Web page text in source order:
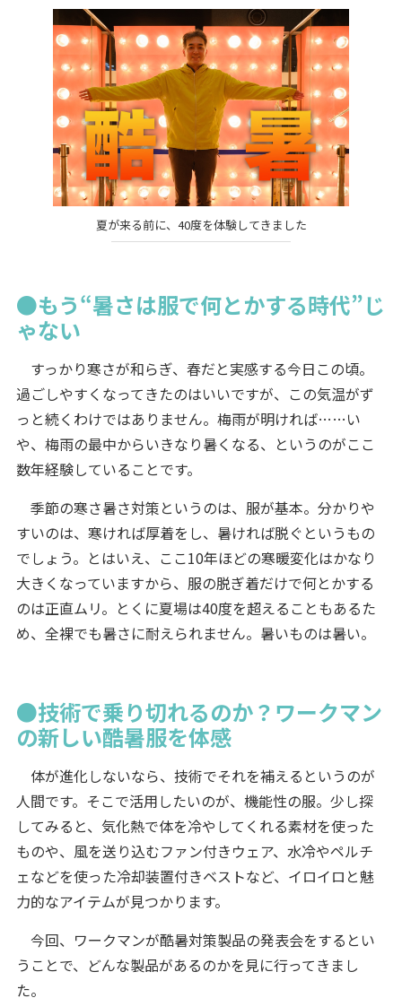
夏が来る前に、40度を体験してきました
●もう“暑さは服で何とかする時代”じ
ゃない
すっかり寒さが和らぎ、春だと実感する今日この頃。
過ごしやすくなってきたのはいいですが、この気温がず
っと続くわけではありません。梅雨が明ければ……い
や、梅雨の最中からいきなり暑くなる、というのがここ
数年経験していることです。
季節の寒さ暑さ対策というのは、服が基本。分かりや
すいのは、寒ければ厚着をし、暑ければ脱ぐというもの
でしょう。とはいえ、ここ10年ほどの寒暖変化はかなり
大きくなっていますから、服の脱ぎ着だけで何とかする
のは正直ムリ。とくに夏場は40度を超えることもあるた
め、全裸でも暑さに耐えられません。暑いものは暑い。
●技術で乗り切れるのか？ワークマン
の新しい酷暑服を体感
体が進化しないなら、技術でそれを補えるというのが
人間です。そこで活用したいのが、機能性の服。少し探
してみると、気化熱で体を冷やしてくれる素材を使った
ものや、風を送り込むファン付きウェア、水冷やペルチ
ェなどを使った冷却装置付きベストなど、イロイロと魅
力的なアイテムが見つかります。
今回、ワークマンが酷暑対策製品の発表会をするとい
うことで、どんな製品があるのかを見に行ってきまし
た。